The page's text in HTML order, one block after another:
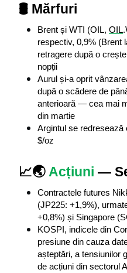
🛢️ Mărfuri
Brent și WTI (OIL, OIL
respectiv, 0,9% (Brent
retragere după o
nopții
Aurul și-a oprit
după o scădere de
anterioară — cea mai
din martie
Argintul se redresează
$/oz
📈🌏 Acțiuni —
Contractele futures
(JP225: +1,9%),
+0,8%) și Singapore
KOSPI, indicele din
presiune din cauza
așteptări, a tensiunilor
de acțiuni din sectorul